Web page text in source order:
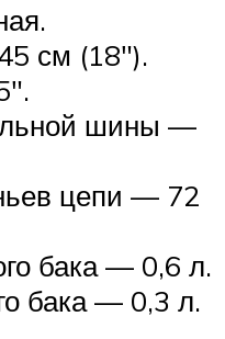
см (18″).
шины —
цепи — 72
бака — 0,6 л.
бака — 0,3 л.